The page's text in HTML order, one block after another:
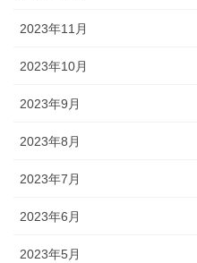
2023年11月
2023年10月
2023年9月
2023年8月
2023年7月
2023年6月
2023年5月